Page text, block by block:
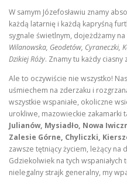
W samym Józefosławiu znamy
każdą latarnię i każdą kapryśną
sygnale świetlnym, dojeżdżamy
Wilanowska, Geodetów, Cyraneczki,
Dzikiej Róży. Znamy tu każdy ciasny
Ale to oczywiście nie wszystko!
uśmiechem na zderzaku i
wszystkie wspaniałe, okoliczne
urokliwe, mazowieckie zakamarki
Julianów, Mysiadło, Nowa
Zalesie Górne, Chyliczki,
zawsze tętniący życiem, leżący na
Gdziekolwiek na tych wspaniałych
nielegalny strajk generalny, my